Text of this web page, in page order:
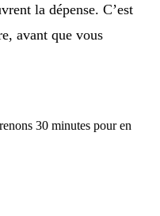
la dépense. C’est
avant que vous
30 minutes pour en